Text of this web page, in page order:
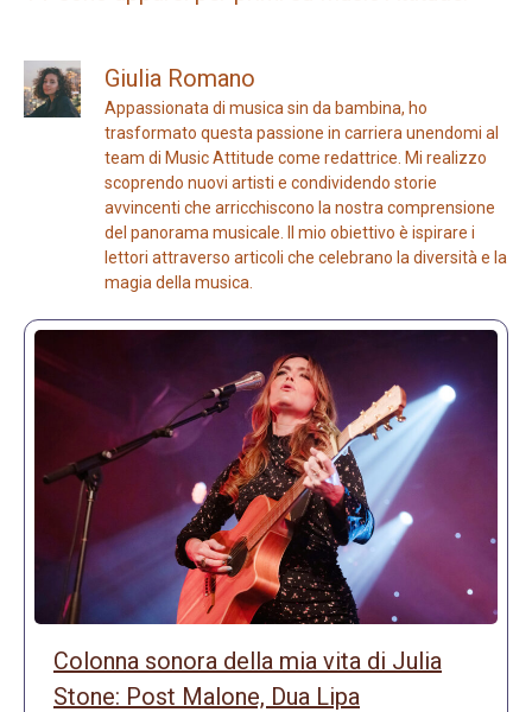
Giulia Romano
Appassionata di musica sin da bambina, ho
trasformato questa passione in carriera unendomi al
team di Music Attitude come redattrice. Mi realizzo
scoprendo nuovi artisti e condividendo storie
avvincenti che arricchiscono la nostra comprensione
del panorama musicale. Il mio obiettivo è ispirare i
lettori attraverso articoli che celebrano la diversità e la
magia della musica.
Colonna sonora della mia vita di Julia
Stone: Post Malone, Dua Lipa